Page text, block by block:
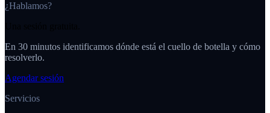
¿Hablamos?
En 30 minutos identificamos dónde está el cuello de botella y cómo
resolverlo.
Agendar sesión
Servicios